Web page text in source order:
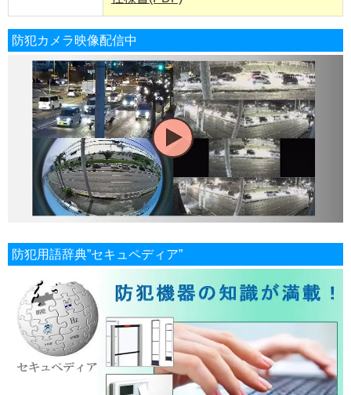
防犯カメラ映像配信中
防犯用語辞典”セキュペディア”